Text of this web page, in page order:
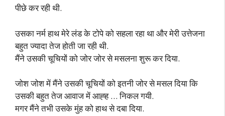
पीछे कर रही थी.
उसका नर्म हाथ मेरे लंड के टोपे को सहला रहा था और मेरी उत्तेजना
बहुत ज्यादा तेज होती जा रही थी.
मैंने उसकी चूचियों को जोर जोर से मसलना शुरू कर दिया.
जोश जोश में मैंने उसकी चूचियों को इतनी जोर से मसल दिया कि
उसकी बहुत तेज आवाज में आह्ह … निकल गयी.
मगर मैंने तभी उसके मुंह को हाथ से दबा दिया.